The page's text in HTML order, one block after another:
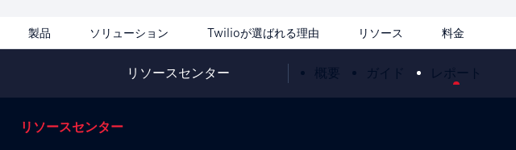
製品 ソリューション Twilioが選ばれる理由 リソース 料金
リソースセンター 概要 ガイド レポート
リソースセンター